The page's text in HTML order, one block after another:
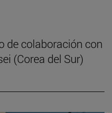
de colaboración con
(Corea del Sur)